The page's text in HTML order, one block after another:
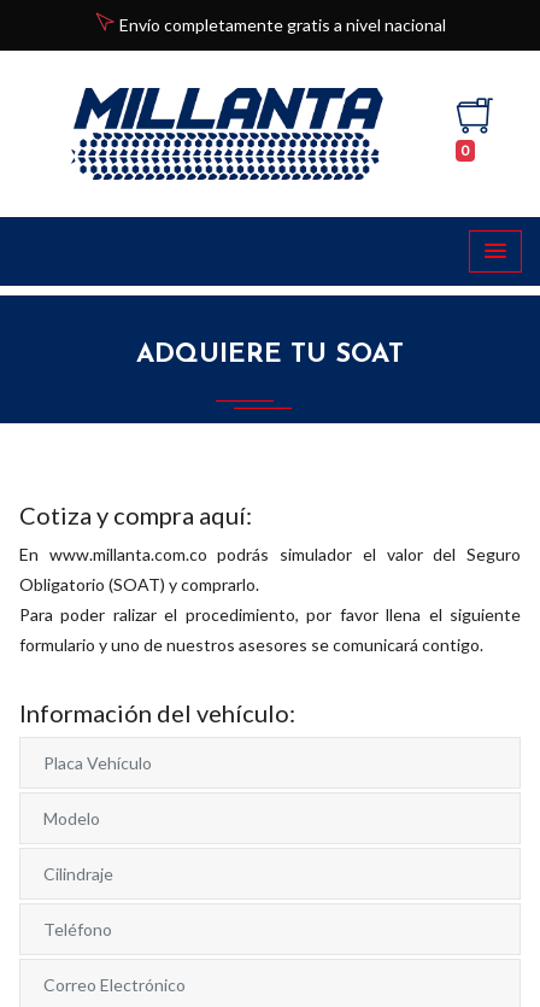
Envío completamente gratis a nivel nacional
0
ADQUIERE TU SOAT
Cotiza y compra aquí:
En www.millanta.com.co podrás simulador el valor del Seguro
Obligatorio (SOAT) y comprarlo.
Para poder ralizar el procedimiento, por favor llena el siguiente
formulario y uno de nuestros asesores se comunicará contigo.
Información del vehículo: